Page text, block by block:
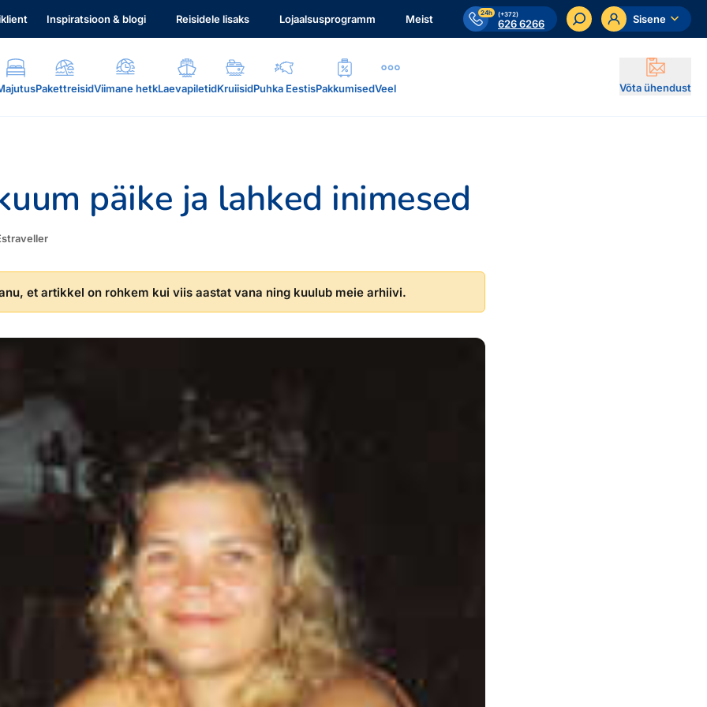
Inspiratsioon & blogi Reisidele lisaks Lojaalsusprogramm Meist 24h (+372)
626 6266 Sisene
PakettreisidViimane hetkLaevapiletidKruiisidPuhka EestisPakkumisedVeel Võta ühendust
päike ja lahked inimesed
et artikkel on rohkem kui viis aastat vana ning kuulub meie arhiivi.